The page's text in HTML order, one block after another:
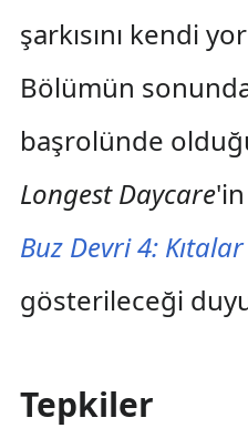
şarkısını kendi
Bölümün
başrolünde
Longest Daycare
Buz Devri 4: Kıtalar
gösterileceği
Tepkiler